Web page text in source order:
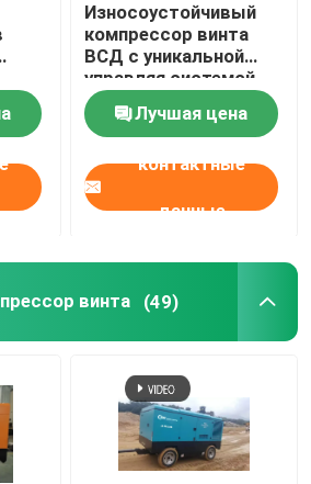
Износоустойчивый
компрессор винта
ВСД с уникальной
управляя системой
предохранителя
Лучшая цена
контактные
данные
винта (49)